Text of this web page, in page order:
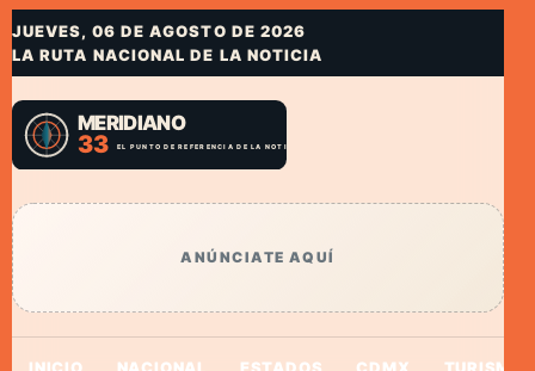
JUEVES, 06 DE AGOSTO DE 2026
LA RUTA NACIONAL DE LA NOTICIA
ANÚNCIATE AQUÍ
INICIO NACIONAL ESTADOS CDMX TURISMO